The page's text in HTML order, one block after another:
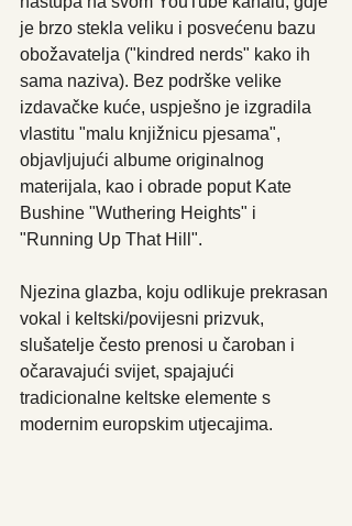
je brzo stekla veliku i posvećenu bazu
obožavatelja ("kindred nerds" kako ih
sama naziva). Bez podrške velike
izdavačke kuće, uspješno je izgradila
vlastitu "malu knjižnicu pjesama",
objavljujući albume originalnog
materijala, kao i obrade poput Kate
Bushine "Wuthering Heights" i
"Running Up That Hill".
Njezina glazba, koju odlikuje prekrasan
vokal i keltski/povijesni prizvuk,
slušatelje često prenosi u čaroban i
očaravajući svijet, spajajući
tradicionalne keltske elemente s
modernim europskim utjecajima.